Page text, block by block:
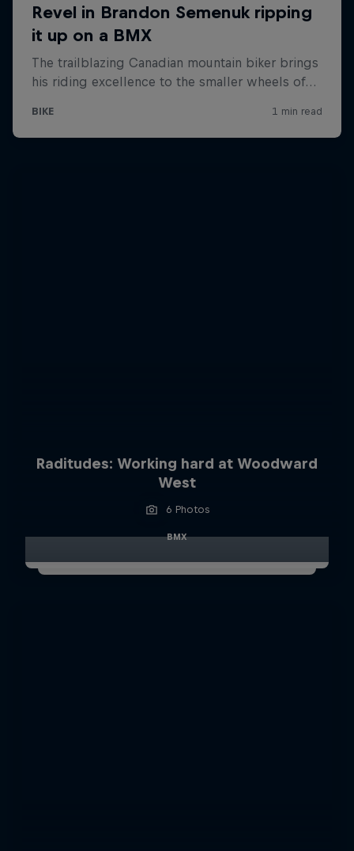
Raditudes: Working hard at Woodward
West
6 Photos
BMX